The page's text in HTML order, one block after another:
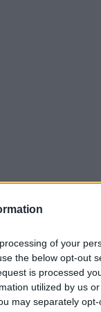
of your
the below opt-out
is processed
utilized by us
may separately